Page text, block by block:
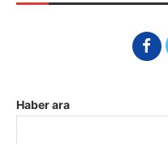
Haber ara